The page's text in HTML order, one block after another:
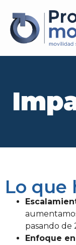
Lo que
pasando de
Enfoque